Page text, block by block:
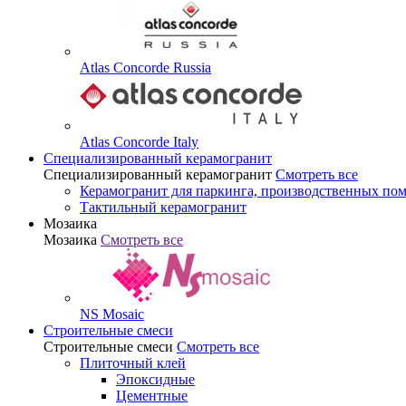
Atlas Concorde Russia
Atlas Concorde Italy
Специализированный керамогранит
Специализированный керамогранит Смотреть все
Керамогранит для паркинга, производственных
Тактильный керамогранит
Мозаика
Мозаика Смотреть все
NS Mosaic
Строительные смеси
Строительные смеси Смотреть все
Плиточный клей
Эпоксидные
Цементные